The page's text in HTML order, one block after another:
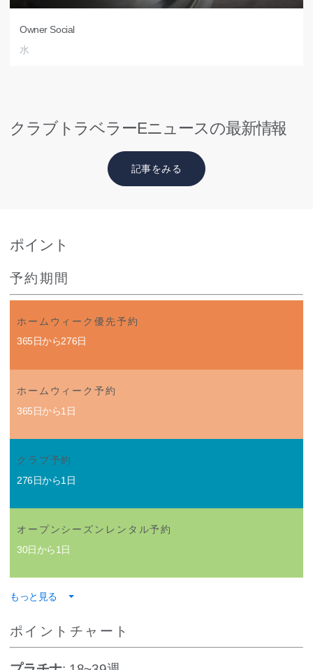
Owner Social
水
クラブトラベラーEニュースの最新情報
記事をみる
ポイント
予約期間
ホームウィーク優先予約
365日から276日
ホームウィーク予約
365日から1日
クラブ予約
276日から1日
オープンシーズンレンタル予約
30日から1日
もっと見る
ポイントチャート